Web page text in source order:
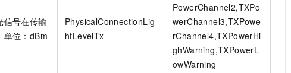
信号在传输
单位：dBm
PhysicalConnectionLig
htLevelTx
PowerChannel2,TXPo
werChannel3,TXPowe
rChannel4,TXPowerHi
ghWarning,TXPowerL
owWarning